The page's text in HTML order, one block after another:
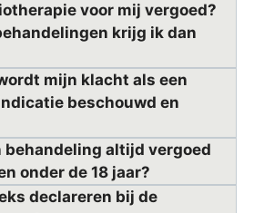
voor mij vergoed?
krijg ik dan
mijn klacht als een
beschouwd en
behandeling altijd vergoed
onder de 18 jaar?
declareren bij de